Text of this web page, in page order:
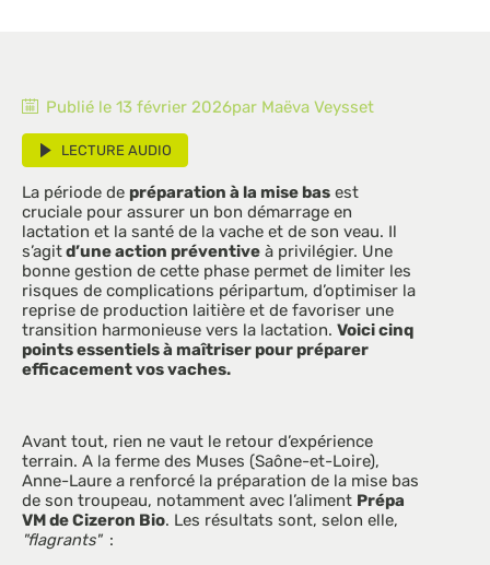
Publié le 13 février 2026par Maëva Veysset
LECTURE AUDIO
La période de préparation à la mise bas est
cruciale pour assurer un bon démarrage en
lactation et la santé de la vache et de son veau. Il
s’agit d’une action préventive à privilégier. Une
bonne gestion de cette phase permet de limiter les
risques de complications péripartum, d’optimiser la
reprise de production laitière et de favoriser une
transition harmonieuse vers la lactation. Voici cinq
points essentiels à maîtriser pour préparer
efficacement vos vaches.
Avant tout, rien ne vaut le retour d’expérience
terrain. A la ferme des Muses (Saône-et-Loire),
Anne-Laure a renforcé la préparation de la mise bas
de son troupeau, notamment avec l’aliment Prépa
VM de Cizeron Bio. Les résultats sont, selon elle,
"flagrants"
  :